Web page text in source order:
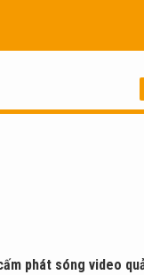
phát sóng video